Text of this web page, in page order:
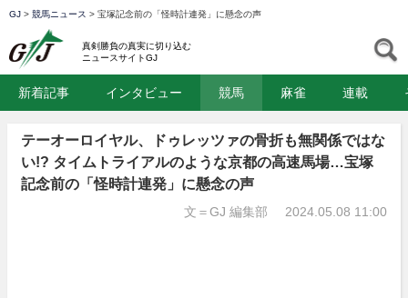
GJ > 競馬ニュース > 宝塚記念前の「怪時計連発」に懸念の声
真剣勝負の真実に切り込む
ニュースサイトGJ
新着記事 インタビュー 競馬 麻雀 連載
テーオーロイヤル、ドゥレッツァの骨折も無関係ではな
い!? タイムトライアルのような京都の高速馬場…宝塚
記念前の「怪時計連発」に懸念の声
文＝GJ 編集部 2024.05.08 11:00